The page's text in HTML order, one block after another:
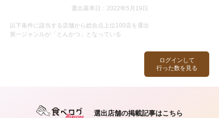
ログインして
行った数を見る
選出基準日：2022年5月19日
以下条件に該当する店舗から総合点上位100店を選出
第一ジャンルが「とんかつ」となっている
選出店舗の掲載記事はこちら